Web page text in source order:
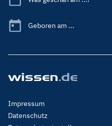
Geboren am ...
Footer
Menu
Impressum
Datenschutz